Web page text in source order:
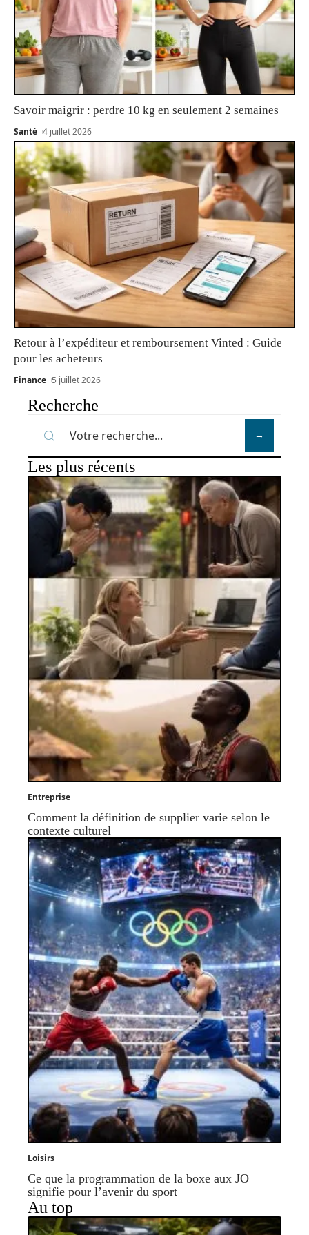
Savoir maigrir : perdre 10 kg en seulement 2 semaines
Santé 4 juillet 2026
Retour à l’expéditeur et remboursement Vinted : Guide
pour les acheteurs
Finance 5 juillet 2026
Recherche
Les plus récents
Entreprise
Comment la définition de supplier varie selon le
contexte culturel
Loisirs
Ce que la programmation de la boxe aux JO
signifie pour l’avenir du sport
Au top